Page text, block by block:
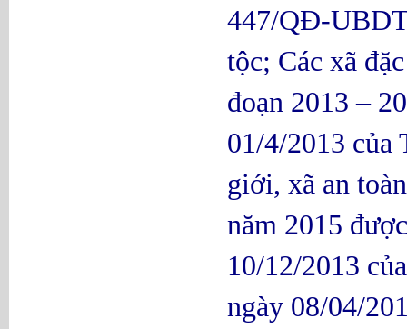
447/QĐ-
tộc; Các xã
đoạn 2013 –
01/4/2013 của
giới, xã an
năm 2015
10/12/2013
ngày 08/04/